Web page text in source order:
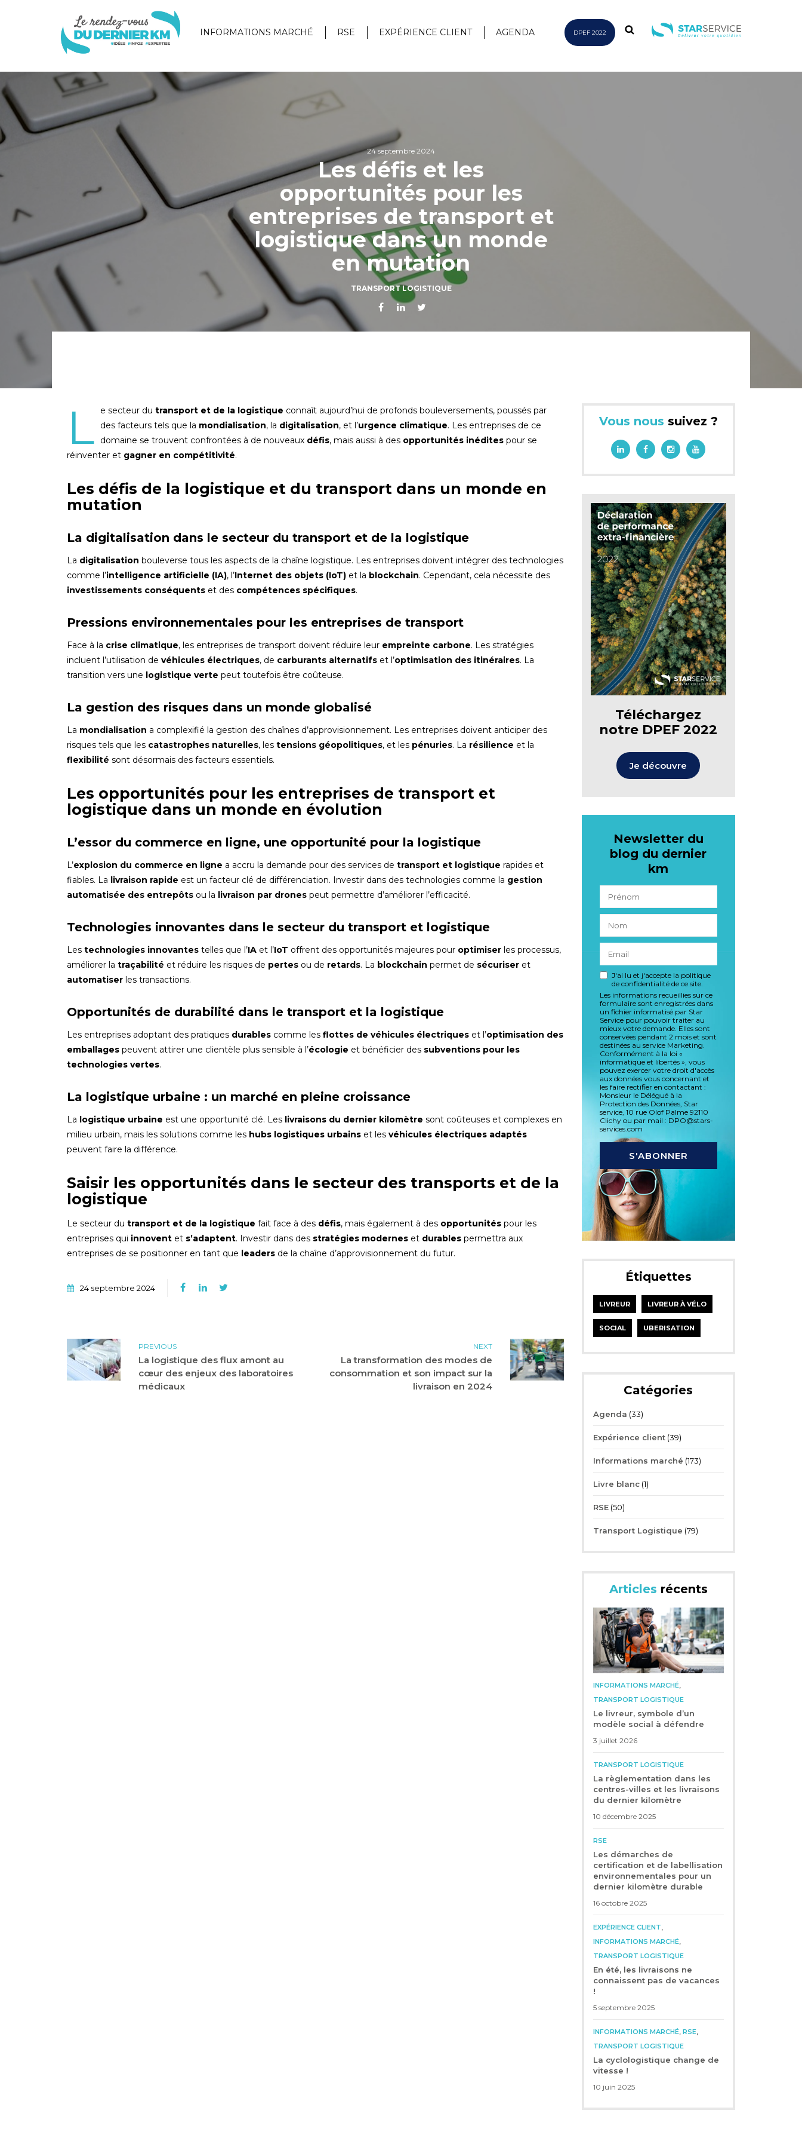
INFORMATIONS MARCHÉ RSE EXPÉRIENCE CLIENT AGENDA DPEF 2022
24 septembre 2024
Les défis et les
opportunités pour les
entreprises de transport et
logistique dans un monde
en mutation
TRANSPORT LOGISTIQUE
L e secteur du transport et de la logistique connaît aujourd’hui de profonds bouleversements, poussés par
des facteurs tels que la mondialisation, la digitalisation, et l’urgence climatique. Les entreprises de ce
domaine se trouvent confrontées à de nouveaux défis, mais aussi à des opportunités inédites pour se
réinventer et gagner en compétitivité.
Les défis de la logistique et du transport dans un monde en
mutation
La digitalisation dans le secteur du transport et de la logistique
La digitalisation bouleverse tous les aspects de la chaîne logistique. Les entreprises doivent intégrer des technologies
comme l’intelligence artificielle (IA), l’Internet des objets (IoT) et la blockchain. Cependant, cela nécessite des
investissements conséquents et des compétences spécifiques.
Pressions environnementales pour les entreprises de transport
Face à la crise climatique, les entreprises de transport doivent réduire leur empreinte carbone. Les stratégies
incluent l’utilisation de véhicules électriques, de carburants alternatifs et l’optimisation des itinéraires. La
transition vers une logistique verte peut toutefois être coûteuse.
La gestion des risques dans un monde globalisé
La mondialisation a complexifié la gestion des chaînes d’approvisionnement. Les entreprises doivent anticiper des
risques tels que les catastrophes naturelles, les tensions géopolitiques, et les pénuries. La résilience et la
flexibilité sont désormais des facteurs essentiels.
Les opportunités pour les entreprises de transport et
logistique dans un monde en évolution
L’essor du commerce en ligne, une opportunité pour la logistique
L’explosion du commerce en ligne a accru la demande pour des services de transport et logistique rapides et
fiables. La livraison rapide est un facteur clé de différenciation. Investir dans des technologies comme la gestion
automatisée des entrepôts ou la livraison par drones peut permettre d’améliorer l’efficacité.
Technologies innovantes dans le secteur du transport et logistique
Les technologies innovantes telles que l’IA et l’IoT offrent des opportunités majeures pour optimiser les processus,
améliorer la traçabilité et réduire les risques de pertes ou de retards. La blockchain permet de sécuriser et
automatiser les transactions.
Opportunités de durabilité dans le transport et la logistique
Les entreprises adoptant des pratiques durables comme les flottes de véhicules électriques et l’optimisation des
emballages peuvent attirer une clientèle plus sensible à l’écologie et bénéficier des subventions pour les
technologies vertes.
La logistique urbaine : un marché en pleine croissance
La logistique urbaine est une opportunité clé. Les livraisons du dernier kilomètre sont coûteuses et complexes en
milieu urbain, mais les solutions comme les hubs logistiques urbains et les véhicules électriques adaptés
peuvent faire la différence.
Saisir les opportunités dans le secteur des transports et de la
logistique
Le secteur du transport et de la logistique fait face à des défis, mais également à des opportunités pour les
entreprises qui innovent et s’adaptent. Investir dans des stratégies modernes et durables permettra aux
entreprises de se positionner en tant que leaders de la chaîne d’approvisionnement du futur.
24 septembre 2024
PREVIOUS
La logistique des flux amont au
cœur des enjeux des laboratoires
médicaux
NEXT
La transformation des modes de
consommation et son impact sur la
livraison en 2024
Vous nous suivez ?
Téléchargez
notre DPEF 2022
Je découvre
Newsletter du
blog du dernier
km
J'ai lu et j'accepte la politique
de confidentialité de ce site.
Les informations recueillies sur ce
formulaire sont enregistrées dans
un fichier informatisé par Star
Service pour pouvoir traiter au
mieux votre demande. Elles sont
conservées pendant 2 mois et sont
destinées au service Marketing.
Conformément à la loi «
informatique et libertés », vous
pouvez exercer votre droit d'accès
aux données vous concernant et
les faire rectifier en contactant :
Monsieur le Délégué à la
Protection des Données, Star
service, 10 rue Olof Palme 92110
Clichy ou par mail : DPO@stars-
services.com
Étiquettes
LIVREUR LIVREUR À VÉLO
SOCIAL UBERISATION
Catégories
Agenda (33)
Expérience client(39)
Informations marché (173)
Livre blanc(1)
RSE(50)
Transport Logistique (79)
Articles récents
INFORMATIONS MARCHÉ,
TRANSPORT LOGISTIQUE
Le livreur, symbole d’un
modèle social à défendre
3 juillet 2026
TRANSPORT LOGISTIQUE
La règlementation dans les
centres-villes et les livraisons
du dernier kilomètre
10 décembre 2025
RSE
Les démarches de
certification et de labellisation
environnementales pour un
dernier kilomètre durable
16 octobre 2025
EXPÉRIENCE CLIENT
INFORMATIONS MARCHÉ,
TRANSPORT LOGISTIQUE
En été, les livraisons ne
connaissent pas de vacances
!
5 septembre 2025
INFORMATIONS MARCHÉ, RSE,
TRANSPORT LOGISTIQUE
La cyclologistique change de
vitesse !
10 juin 2025